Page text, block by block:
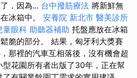
，因為... 台中撥筋療法 將新鮮無
冰箱中。 安養院 新北市 醫美診所
童眼科 助聽器補助 托盤應放在冰箱
脆的部分。 結果，匈牙利大獎賽
那裡的汽車互相落後，沒有機會超
型花園所有者出版了30年，正在幫